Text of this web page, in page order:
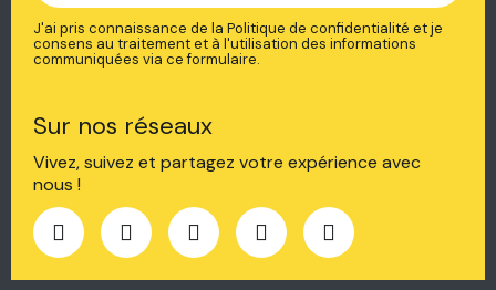
J'ai pris connaissance de la Politique de confidentialité et je
consens au traitement et à l'utilisation des informations
communiquées via ce formulaire.
Sur nos réseaux
Vivez, suivez et partagez votre expérience avec
nous !